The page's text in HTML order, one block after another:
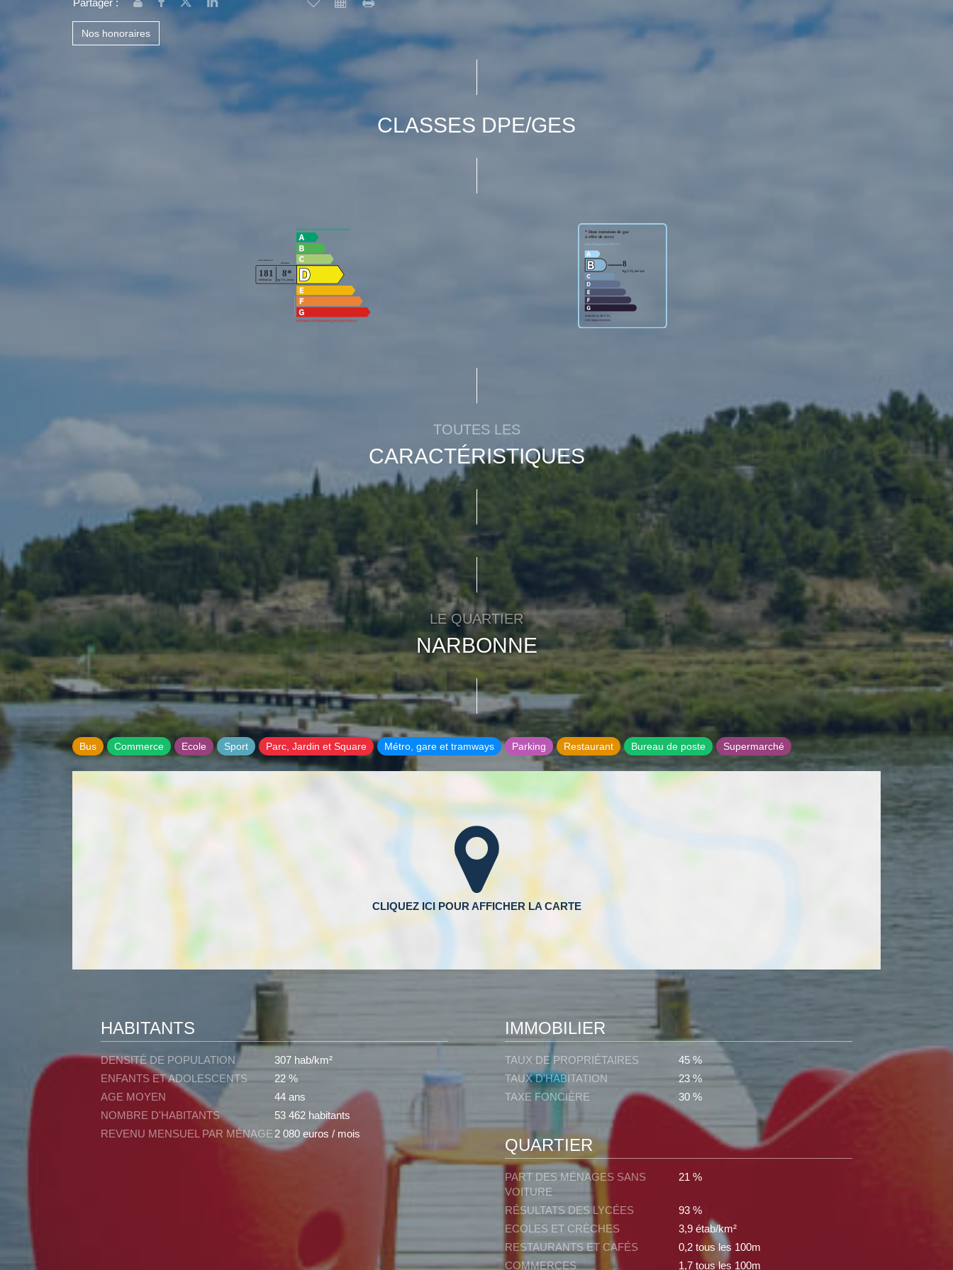
Partager :
Nos honoraires
CLASSES DPE/GES
TOUTES LES
CARACTÉRISTIQUES
LE QUARTIER
NARBONNE
Bus Commerce Ecole Sport Parc, Jardin et Square Métro, gare et tramways Parking Restaurant Bureau de poste Supermarché
HABITANTS
DENSITÉ DE POPULATION
307 hab/km²
ENFANTS ET ADOLESCENTS
22 %
AGE MOYEN
44 ans
NOMBRE D'HABITANTS
53 462 habitants
REVENU MENSUEL PAR MÉNAGE 2 080 euros / mois
IMMOBILIER
TAUX DE PROPRIÉTAIRES
45 %
TAUX D'HABITATION
23 %
TAXE FONCIÈRE
30 %
QUARTIER
PART DES MÉNAGES SANS
VOITURE
21 %
RÉSULTATS DES LYCÉES
93 %
ECOLES ET CRÈCHES
3,9 étab/km²
RESTAURANTS ET CAFÉS
0,2 tous les 100m
COMMERCES
1,7 tous les 100m